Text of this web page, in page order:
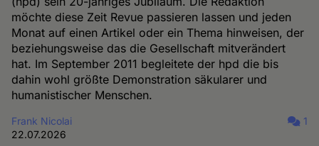
möchte diese Zeit Revue passieren lassen und jeden
Monat auf einen Artikel oder ein Thema hinweisen, der
beziehungsweise das die Gesellschaft mitverändert
hat. Im September 2011 begleitete der hpd die bis
dahin wohl größte Demonstration säkularer und
humanistischer Menschen.
Frank Nicolai
22.07.2026
1